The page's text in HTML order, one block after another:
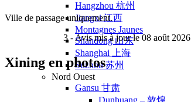
Hangzhou 杭州
Jiangxi 江西
Montagnes Jaunes
Shandong 山东
Shanghai 上海
Suzhou 苏州
Nord Ouest
Gansu 甘肃
Dunhuang – 敦煌
Ville de passage uniquement.
3- Avis mis à jour le 08 août 2026
Xining en photos